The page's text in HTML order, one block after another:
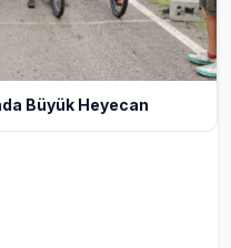
Büyük Heyecan